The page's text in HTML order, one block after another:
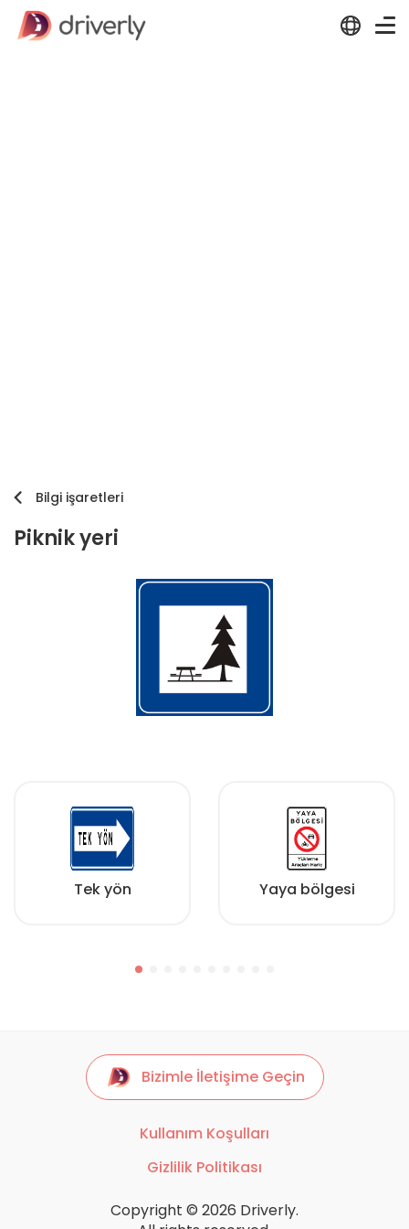
Bilgi işaretleri
Piknik yeri
Tek yön Yaya bölgesi
Bizimle İletişime Geçin
Kullanım Koşulları
Gizlilik Politikası
Copyright © 2026 Driverly.